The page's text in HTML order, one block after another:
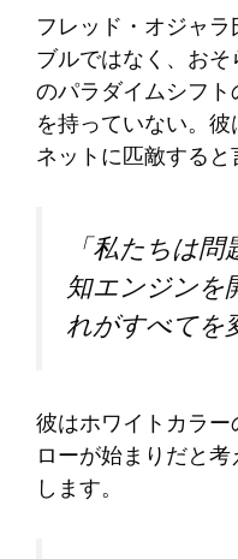
フレッド・オジャ
ブルではなく、お
のパラダイムシフ
を持っていない。
ネットに匹敵すると
「私たちは
知エンジンを
れがすべてを
彼はホワイトカラ
ローが始まりだと
します。